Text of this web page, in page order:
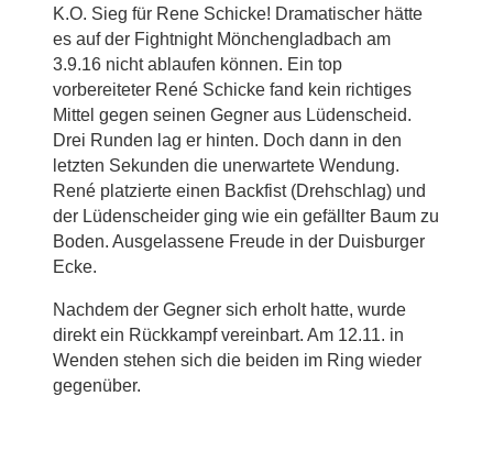
K.O. Sieg für Rene Schicke! Dramatischer hätte
es auf der Fightnight Mönchengladbach am
3.9.16 nicht ablaufen können. Ein top
vorbereiteter René Schicke fand kein richtiges
Mittel gegen seinen Gegner aus Lüdenscheid.
Drei Runden lag er hinten. Doch dann in den
letzten Sekunden die unerwartete Wendung.
René platzierte einen Backfist (Drehschlag) und
der Lüdenscheider ging wie ein gefällter Baum zu
Boden. Ausgelassene Freude in der Duisburger
Ecke.
Nachdem der Gegner sich erholt hatte, wurde
direkt ein Rückkampf vereinbart. Am 12.11. in
Wenden stehen sich die beiden im Ring wieder
gegenüber.